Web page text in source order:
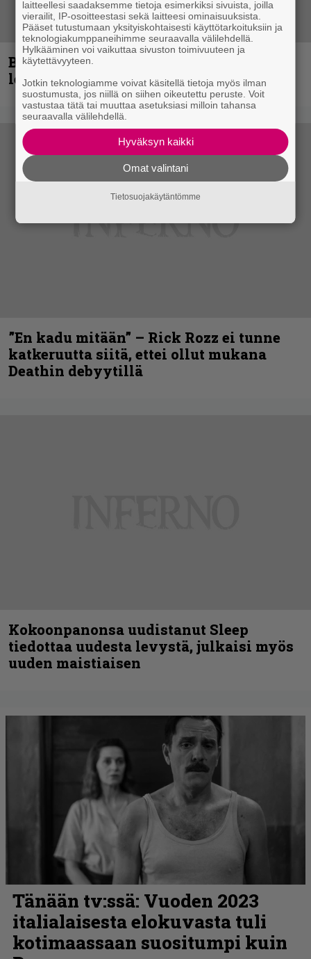
Blind Channel aktivoituu jälleen uuden
levyn ja jäähallikeikan merkeissä
”En kadu mitään” – Rick Rozz ei tunne
katkeruutta siitä, ettei ollut mukana
Deathin debyytillä
Kokoonpanonsa uudistanut Sleep
tiedottaa uudesta levystä, julkaisi myös
uuden maistiaisen
laitteellesi saadaksemme tietoja esimerkiksi sivuista, joilla
vierailit, IP-osoitteestasi sekä laitteesi ominaisuuksista.
Pääset tutustumaan yksityiskohtaisesti käyttötarkoituksiin ja
teknologiakumppaneihimme seuraavalla välilehdellä.
Hylkääminen voi vaikuttaa sivuston toimivuuteen ja
käytettävyyteen.
Jotkin teknologiamme voivat käsitellä tietoja myös ilman
suostumusta, jos niillä on siihen oikeutettu peruste. Voit
vastustaa tätä tai muuttaa asetuksiasi milloin tahansa
seuraavalla välilehdellä.
Hyväksyn kaikki
Omat valintani
Tietosuojakäytäntömme